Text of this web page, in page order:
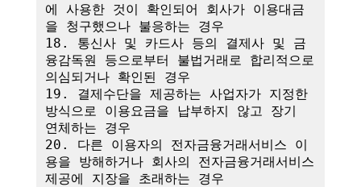
에 사용한 것이 확인되어 회사가 이용대금
을 청구했으나 불응하는 경우
18. 통신사 및 카드사 등의 결제사 및 금
융감독원 등으로부터 불법거래로 합리적으로
의심되거나 확인된 경우
19. 결제수단을 제공하는 사업자가 지정한
방식으로 이용요금을 납부하지 않고 장기
연체하는 경우
20. 다른 이용자의 전자금융거래서비스 이
용을 방해하거나 회사의 전자금융거래서비스
제공에 지장을 초래하는 경우